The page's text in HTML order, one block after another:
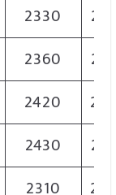
2330
2360
2420
2430
2310